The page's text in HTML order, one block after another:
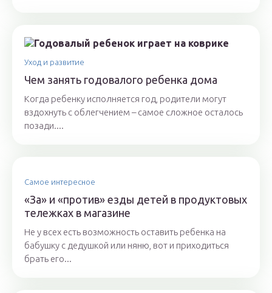
Уход и развитие
Чем занять годовалого ребенка дома
Когда ребенку исполняется год, родители могут
вздохнуть с облегчением – самое сложное осталось
позади....
Самое интересное
«За» и «против» езды детей в продуктовых
тележках в магазине
Не у всех есть возможность оставить ребенка на
бабушку с дедушкой или няню, вот и приходиться
брать его...